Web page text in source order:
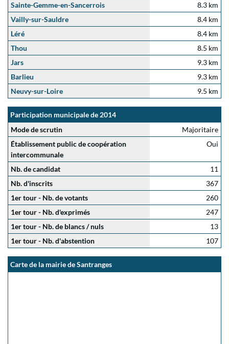
Sainte-Gemme-en-Sancerrois
8.3 km
Vailly-sur-Sauldre
8.4 km
Léré
8.4 km
Thou
8.5 km
Jars
9.3 km
Barlieu
9.3 km
Neuvy-sur-Loire
9.5 km
Participation municipale de 2014
Mode de scrutin
Majoritaire
Établissement public de coopération
intercommunale
Oui
Nb. de candidat
11
Nb. d'inscrits
367
1er tour - Nb. de votants
260
1er tour - Nb. d'exprimés
247
1er tour - Nb. de blancs / nuls
13
1er tour - Nb. d'abstention
107
Carte de la mairie de Santranges